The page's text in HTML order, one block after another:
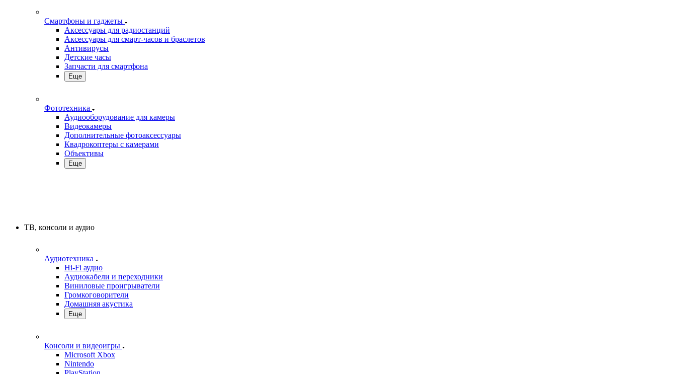
Смартфоны и гаджеты
Аксессуары для радиостанций
Аксессуары для смарт-часов и браслетов
Антивирусы
Детские часы
Запчасти для смартфона
Еще
Фототехника
Аудиооборудование для камеры
Видеокамеры
Дополнительные фотоаксессуары
Квадрокоптеры с камерами
Объективы
Еще
ТВ, консоли и аудио
Аудиотехника
Hi-Fi аудио
Аудиокабели и переходники
Виниловые проигрыватели
Громкоговорители
Домашняя акустика
Еще
Консоли и видеоигры
Microsoft Xbox
Nintendo